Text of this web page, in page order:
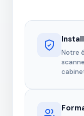
Notre